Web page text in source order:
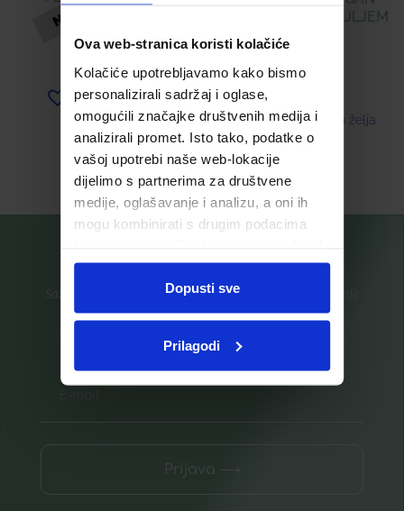
Ova web-stranica koristi kolačiće
Kolačiće upotrebljavamo kako bismo
personalizirali sadržaj i oglase,
omogućili značajke društvenih medija i
analizirali promet. Isto tako, podatke o
vašoj upotrebi naše web-lokacije
dijelimo s partnerima za društvene
medije, oglašavanje i analizu, a oni ih
mogu kombinirati s drugim podacima
ste upotrebljavali njihove usluge.
Dopusti sve
Prilagodi
21,33
Dodaj u listu želja
Pročitaj više
KREMA ZA LICE S ULJEM
ARGANA
33,73
Dodaj u listu želja
Pročitaj više
Saznajte prvi za nove proizvode i ekskluzivne promocije
Prijavite se na listu za novosti
Prijava ⟶